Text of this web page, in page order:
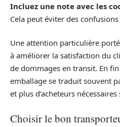
Incluez une note avec les
Cela peut éviter des
Une attention particulière
à améliorer la satisfaction du
de dommages en transit. En
emballage se traduit souvent
et plus d’acheteurs
Choisir le bon